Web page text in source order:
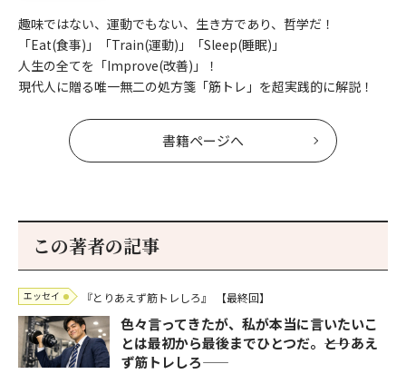
趣味ではない、運動でもない、生き方であり、哲学だ！
「Eat(食事)」「Train(運動)」「Sleep(睡眠)」
人生の全てを「Improve(改善)」！
現代人に贈る唯一無二の処方箋「筋トレ」を超実践的に解説！
書籍ページへ
この著者の記事
エッセイ 『とりあえず筋トレしろ』 【最終回】
色々言ってきたが、私が本当に言いたいこ
とは最初から最後までひとつだ。――とりあえ
ず筋トレしろ――